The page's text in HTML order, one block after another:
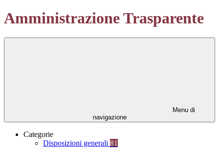
Amministrazione Trasparente
Menu di
navigazione
Categorie
Disposizioni generali 81